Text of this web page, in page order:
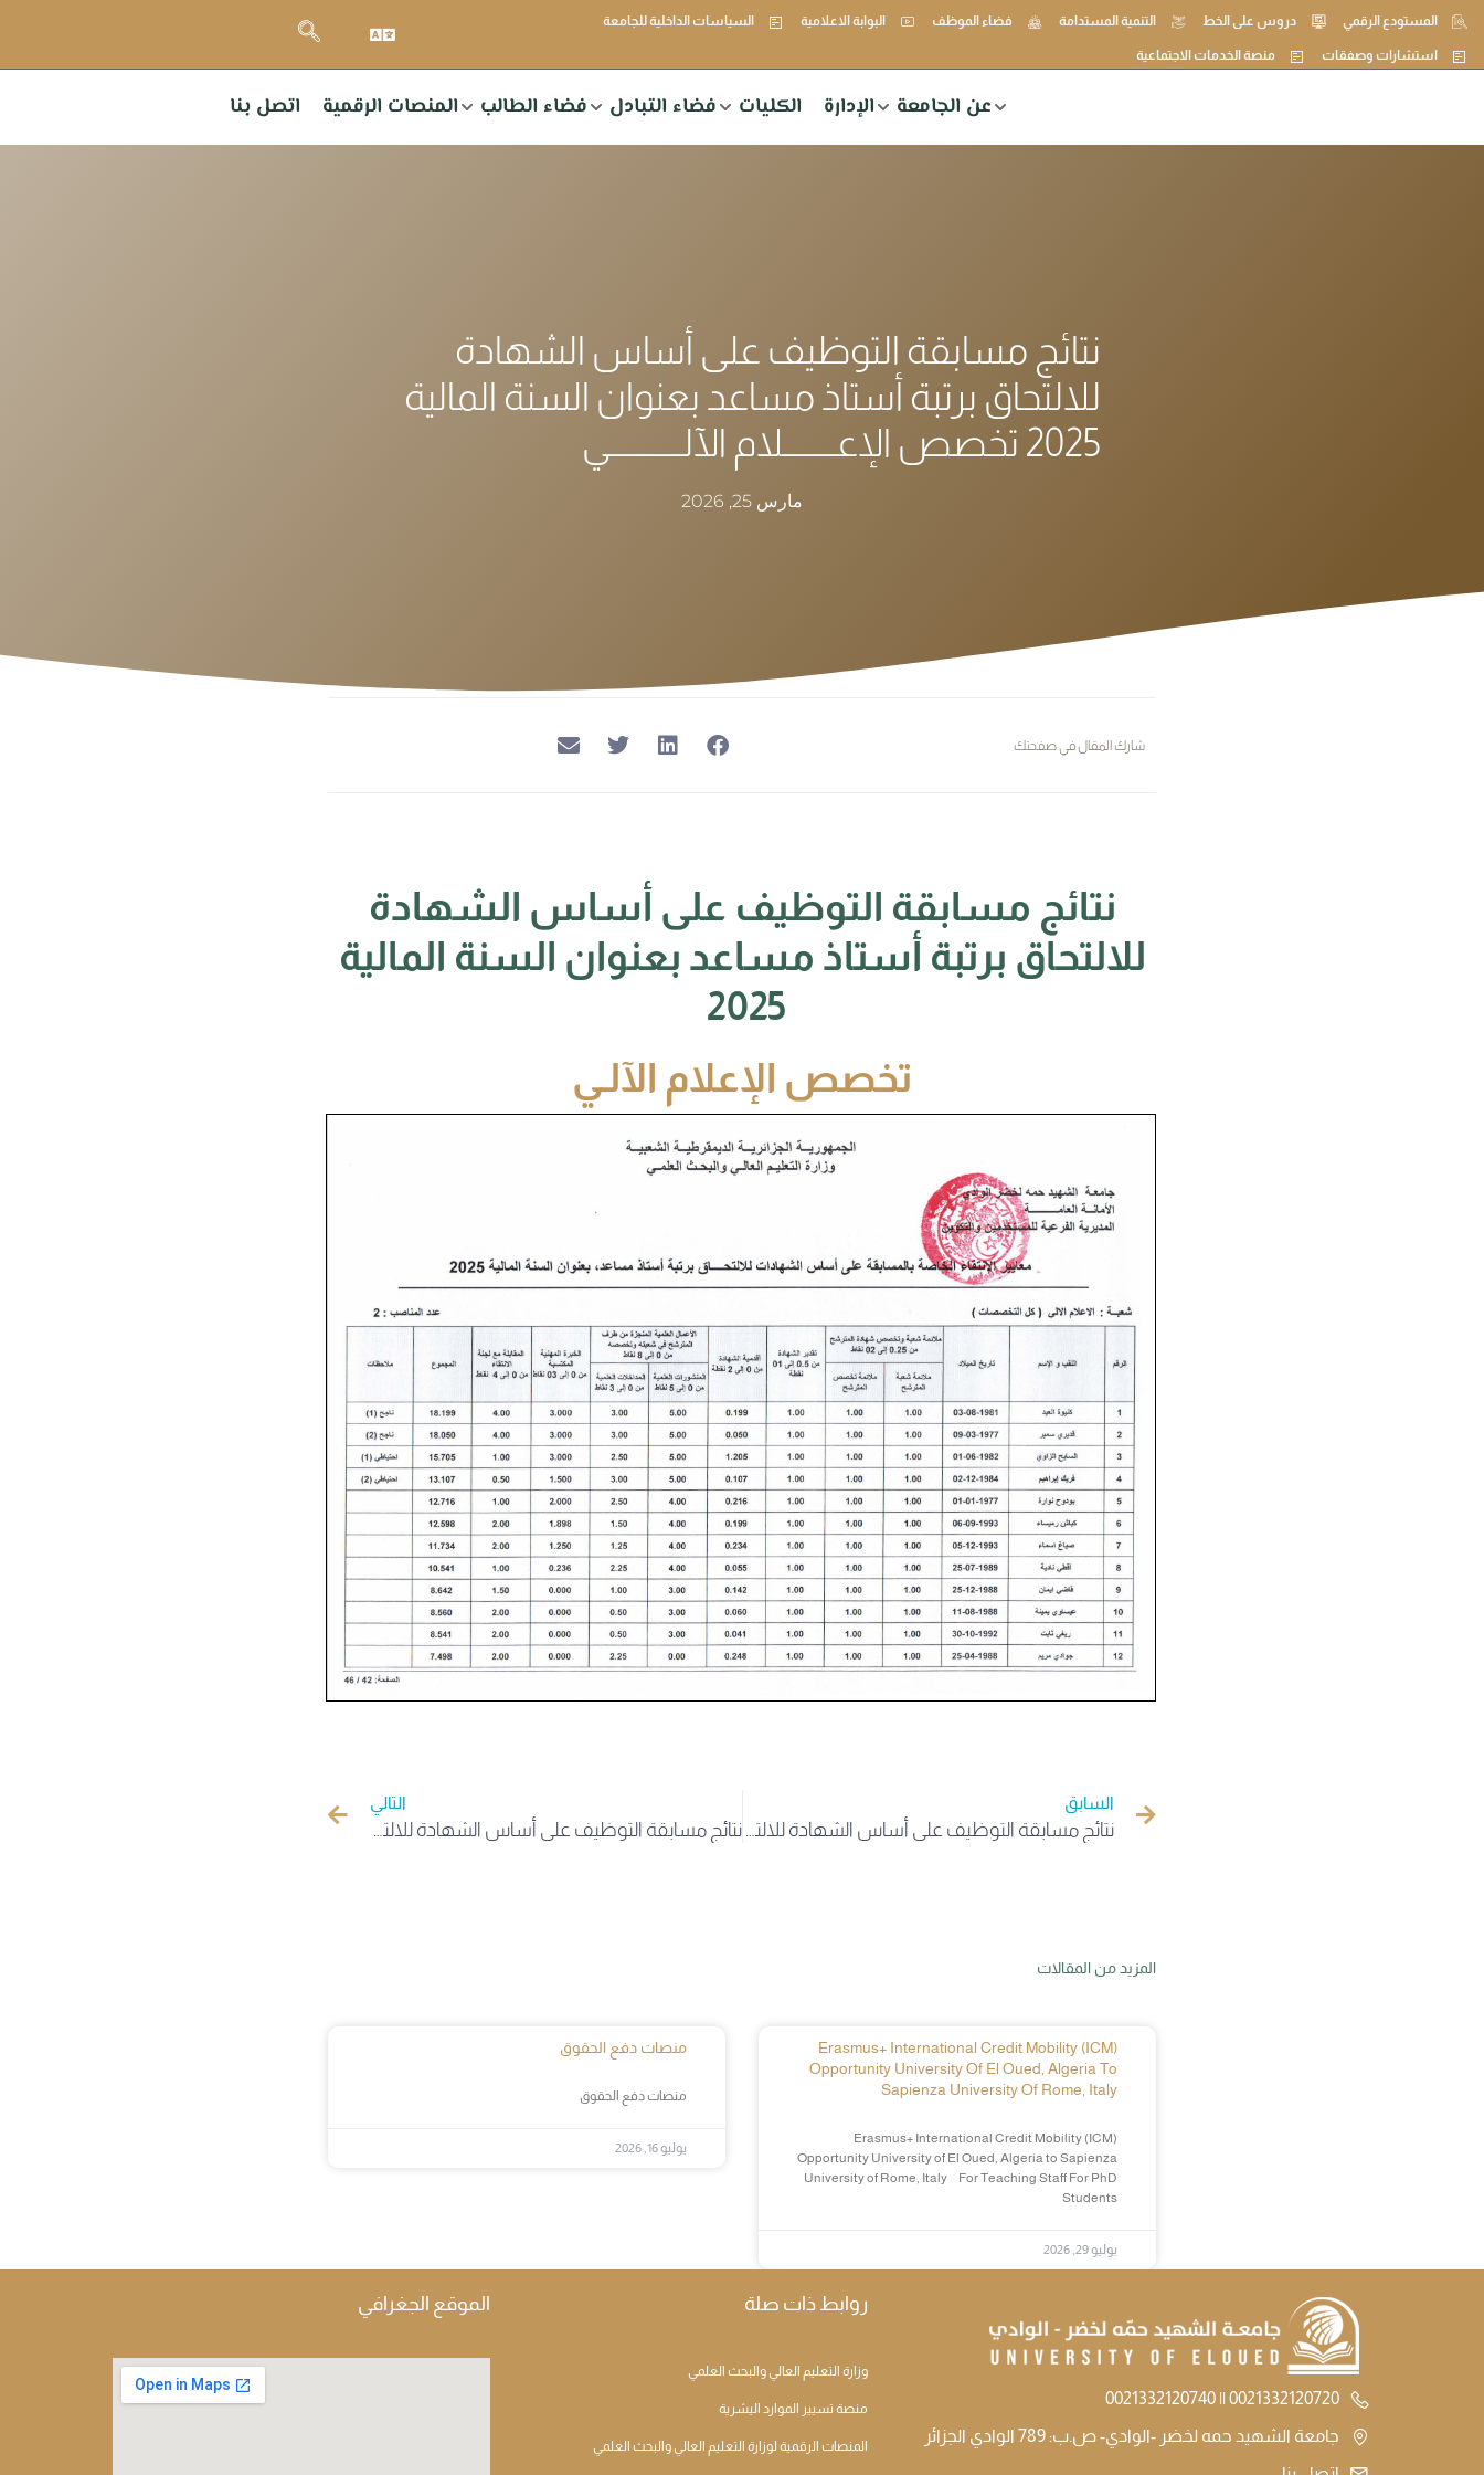
المستودع الرقمي دروس على الخط التنمية المستدامة فضاء الموظف البوابة الاعلامية السياسات الداخلية للجامعة
استشارات وصفقات منصة الخدمات الاجتماعية
عن الجامعة الإدارة الكليات فضاء التبادل فضاء الطالب المنصات الرقمية اتصل بنا
نتائج مسابقة التوظيف على أساس الشهادة
للالتحاق برتبة أستاذ مساعد بعنوان السنة المالية
2025 تخصص الإعــــــــلام الآلـــــــــــي
مارس 25, 2026
شارك المقال في صفحتك
نتائج مسابقة التوظيف على أساس الشهادة
للالتحاق برتبة أستاذ مساعد بعنوان السنة المالية
2025
تخصص الإعلام الآلـي
السابق
نتائج مسابقة التوظيف على أساس الشهادة للالتحاق برتبة أستاذ مساعد بعنوان السنة المالية 2025 تخصص الفيــــــــــــــــــزياء
التالي
نتائج مسابقة التوظيف على أساس الشهادة للالتحاق برتبة أستاذ مساعد بعنوان السنة المالية 2025 تخصص اللغـــــــة الفرنسيـــــــة
المزيد من المقالات
Erasmus+ International Credit Mobility (ICM)
Opportunity University Of El Oued, Algeria To
Sapienza University Of Rome, Italy
Erasmus+ International Credit Mobility (ICM)
Opportunity University of El Oued, Algeria to Sapienza
University of Rome, Italy For Teaching Staff For PhD
Students
يوليو 29, 2026
منصات دفع الحقوق
منصات دفع الحقوق
يوليو 16, 2026
0021332120720 || 0021332120740
جامعة الشهيد حمه لخضر -الوادي- ص.ب: 789 الوادي الجزائر
روابط ذات صلة
وزارة التعليم العالي والبحث العلمي
منصة تسيير الموارد اليشرية
المنصات الرقمية لوزارة التعليم العالي والبحث العلمي
الموقع الجغرافي